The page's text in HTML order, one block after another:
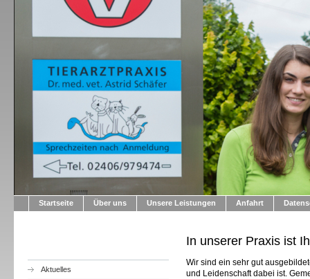
Startseite Über uns Unsere Leistungen Anfahrt
Aktuelles
In unserer Praxis ist
Wir sind ein sehr gut
und Leidenschaft dabei ist.